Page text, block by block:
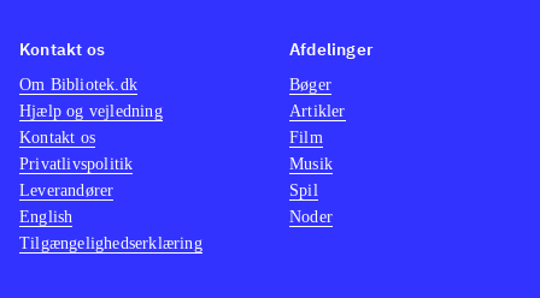
Kontakt os
Om Bibliotek.dk
Hjælp og vejledning
Kontakt os
Privatlivspolitik
Leverandører
English
Tilgængelighedserklæring
Afdelinger
Bøger
Artikler
Film
Musik
Spil
Noder